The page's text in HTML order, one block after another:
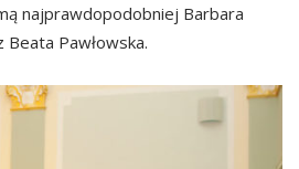
najprawdopodobniej Barbara
Pawłowska.